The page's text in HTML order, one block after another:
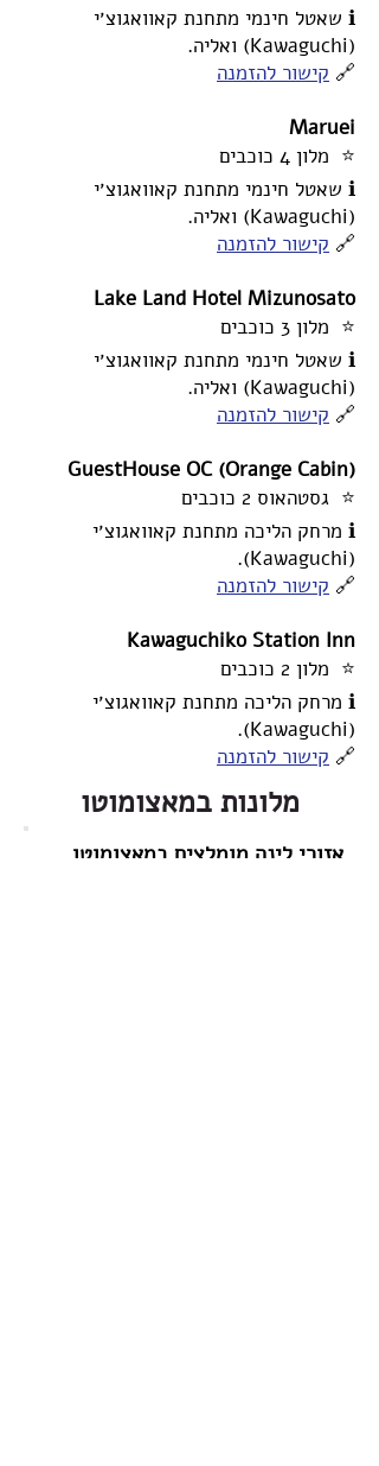
ℹ️ שאטל חינמי מתחנת קאוואגוצ׳י
(Kawaguchi) ואליה.
🔗 קישור להזמנה
Maruei
⭐ מלון 4 כוכבים
ℹ️ שאטל חינמי מתחנת קאוואגוצ׳י
(Kawaguchi) ואליה.
🔗 קישור להזמנה
Lake Land Hotel Mizunosato
⭐ מלון 3 כוכבים
ℹ️ שאטל חינמי מתחנת קאוואגוצ׳י
(Kawaguchi) ואליה.
🔗 קישור להזמנה
GuestHouse OC (Orange Cabin)
⭐ גסטהאוס 2 כוכבים
ℹ️ מרחק הליכה מתחנת קאוואגוצ׳י
(Kawaguchi).
🔗 קישור להזמנה
Kawaguchiko Station Inn
⭐ מלון 2 כוכבים
ℹ️ מרחק הליכה מתחנת קאוואגוצ׳י
(Kawaguchi).
🔗 קישור להזמנה
מלונות במאצומוטו
אזורי לינה מומלצים במאצומוטו